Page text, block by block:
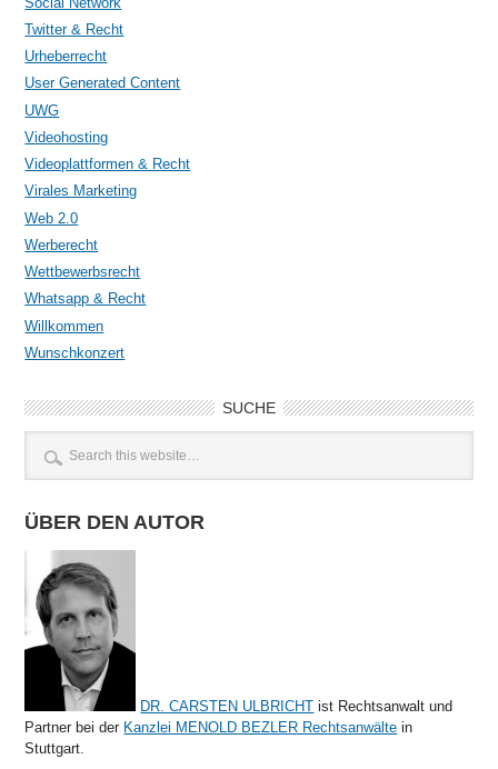
Twitter & Recht
Urheberrecht
User Generated Content
UWG
Videohosting
Videoplattformen & Recht
Virales Marketing
Web 2.0
Werberecht
Wettbewerbsrecht
Whatsapp & Recht
Willkommen
Wunschkonzert
SUCHE
ÜBER DEN AUTOR
DR. CARSTEN ULBRICHT ist Rechtsanwalt und
Partner bei der Kanzlei MENOLD BEZLER Rechtsanwälte in
Stuttgart.